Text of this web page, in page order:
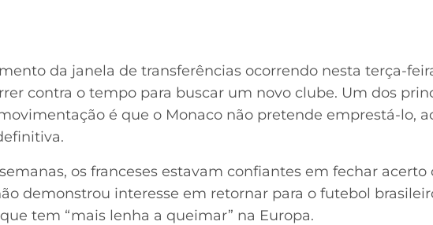
da janela de transferências ocorrendo nesta terça-
contra o tempo para buscar um novo clube. Um dos
é que o Monaco não pretende emprestá-lo,
os franceses estavam confiantes em fechar
demonstrou interesse em retornar para o futebol
tem “mais lenha a queimar” na Europa.